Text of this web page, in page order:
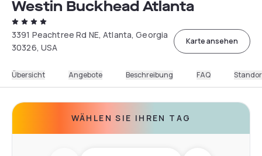
Westin Buckhead Atlanta
3391 Peachtree Rd NE, Atlanta, Georgia
30326, USA
Karte ansehen
Übersicht Angebote Beschreibung FAQ
WÄHLEN SIE IHREN TAG